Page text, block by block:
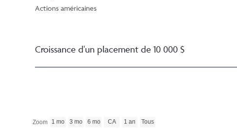
Actions américaines
Croissance d'un placement de 10 000 $
Zoom 1 mo 3 mo 6 mo CA 1 an Tous